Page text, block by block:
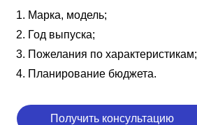
Марка, модель;
Год выпуска;
Пожелания по характеристикам;
Планирование бюджета.
Получить консультацию